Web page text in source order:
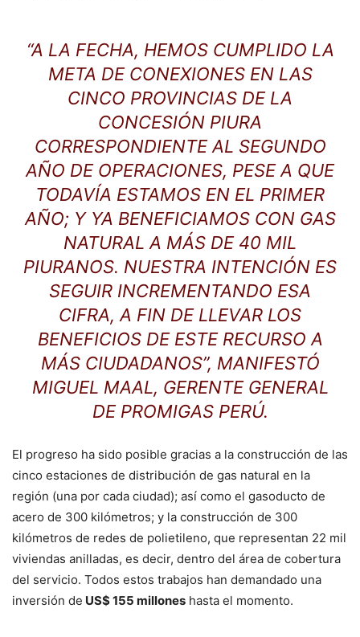
“A LA FECHA, HEMOS CUMPLIDO LA
META DE CONEXIONES EN LAS
CINCO PROVINCIAS DE LA
CONCESIÓN PIURA
CORRESPONDIENTE AL SEGUNDO
AÑO DE OPERACIONES, PESE A QUE
TODAVÍA ESTAMOS EN EL PRIMER
AÑO; Y YA BENEFICIAMOS CON GAS
NATURAL A MÁS DE 40 MIL
PIURANOS. NUESTRA INTENCIÓN ES
SEGUIR INCREMENTANDO ESA
CIFRA, A FIN DE LLEVAR LOS
BENEFICIOS DE ESTE RECURSO A
MÁS CIUDADANOS”, MANIFESTÓ
MIGUEL MAAL, GERENTE GENERAL
DE PROMIGAS PERÚ.
El progreso ha sido posible gracias a la construcción de las
cinco estaciones de distribución de gas natural en la
región (una por cada ciudad); así como el gasoducto de
acero de 300 kilómetros; y la construcción de 300
kilómetros de redes de polietileno, que representan 22 mil
viviendas anilladas, es decir, dentro del área de cobertura
del servicio. Todos estos trabajos han demandado una
inversión de US$ 155 millones hasta el momento.